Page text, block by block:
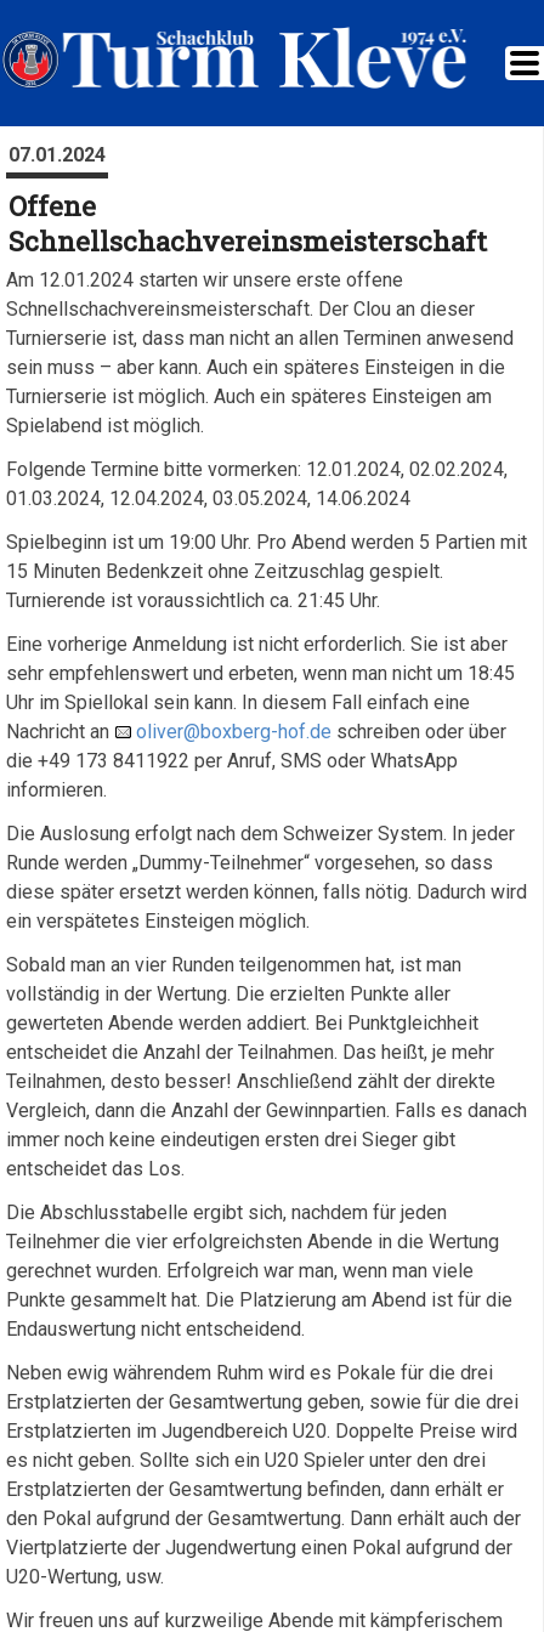
07.01.2024
Offene
Schnellschachvereinsmeisterschaft
Am 12.01.2024 starten wir unsere erste offene
Schnellschachvereinsmeisterschaft. Der Clou an dieser
Turnierserie ist, dass man nicht an allen Terminen anwesend
sein muss – aber kann. Auch ein späteres Einsteigen in die
Turnierserie ist möglich. Auch ein späteres Einsteigen am
Spielabend ist möglich.
Folgende Termine bitte vormerken: 12.01.2024, 02.02.2024,
01.03.2024, 12.04.2024, 03.05.2024, 14.06.2024
Spielbeginn ist um 19:00 Uhr. Pro Abend werden 5 Partien mit
15 Minuten Bedenkzeit ohne Zeitzuschlag gespielt.
Turnierende ist voraussichtlich ca. 21:45 Uhr.
Eine vorherige Anmeldung ist nicht erforderlich. Sie ist aber
sehr empfehlenswert und erbeten, wenn man nicht um 18:45
Uhr im Spiellokal sein kann. In diesem Fall einfach eine
Nachricht an
oliver@boxberg-hof.de schreiben oder über
die +49 173 8411922 per Anruf, SMS oder WhatsApp
informieren.
Die Auslosung erfolgt nach dem Schweizer System. In jeder
Runde werden „Dummy-Teilnehmer“ vorgesehen, so dass
diese später ersetzt werden können, falls nötig. Dadurch wird
ein verspätetes Einsteigen möglich.
Sobald man an vier Runden teilgenommen hat, ist man
vollständig in der Wertung. Die erzielten Punkte aller
gewerteten Abende werden addiert. Bei Punktgleichheit
entscheidet die Anzahl der Teilnahmen. Das heißt, je mehr
Teilnahmen, desto besser! Anschließend zählt der direkte
Vergleich, dann die Anzahl der Gewinnpartien. Falls es danach
immer noch keine eindeutigen ersten drei Sieger gibt
entscheidet das Los.
Die Abschlusstabelle ergibt sich, nachdem für jeden
Teilnehmer die vier erfolgreichsten Abende in die Wertung
gerechnet wurden. Erfolgreich war man, wenn man viele
Punkte gesammelt hat. Die Platzierung am Abend ist für die
Endauswertung nicht entscheidend.
Neben ewig währendem Ruhm wird es Pokale für die drei
Erstplatzierten der Gesamtwertung geben, sowie für die drei
Erstplatzierten im Jugendbereich U20. Doppelte Preise wird
es nicht geben. Sollte sich ein U20 Spieler unter den drei
Erstplatzierten der Gesamtwertung befinden, dann erhält er
den Pokal aufgrund der Gesamtwertung. Dann erhält auch der
Viertplatzierte der Jugendwertung einen Pokal aufgrund der
U20-Wertung, usw.
Wir freuen uns auf kurzweilige Abende mit kämpferischem